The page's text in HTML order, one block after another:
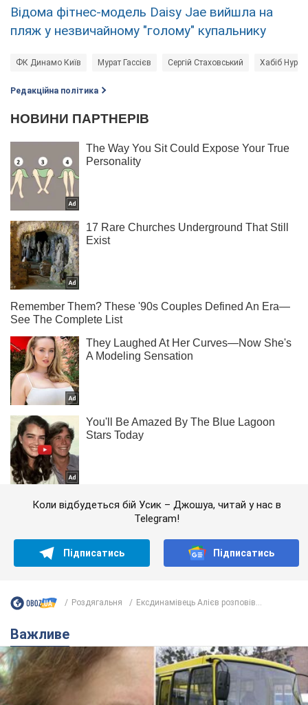
Відома фітнес-модель Daisy Jae вийшла на
пляж у незвичайному "голому" купальнику
ФК Динамо Київ Мурат Гассієв Сергій Стаховський Хабiб
Редакційна політика
Коли відбудеться бій Усик – Джошуа, читай у нас в
Telegram!
Підписатись Підписатись
Роздягальня Ексдинамівець Алієв розповів...
Важливе